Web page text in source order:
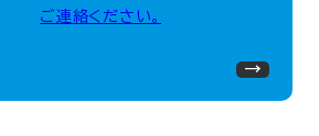
ご連絡ください。